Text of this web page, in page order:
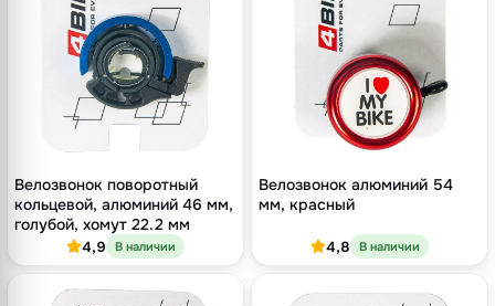
Велозвонок поворотный
кольцевой, алюминий 46 мм,
голубой, хомут 22.2 мм
4,9 В наличии
Велозвонок алюминий 54
мм, красный
4,8 В наличии